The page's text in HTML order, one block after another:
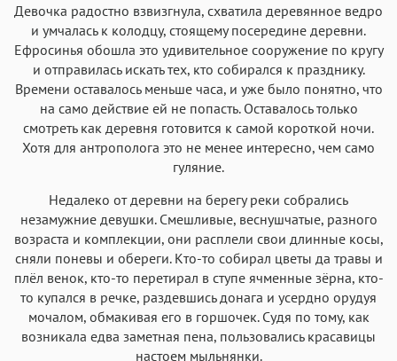
Девочка радостно взвизгнула, схватила деревянное ведро
и умчалась к колодцу, стоящему посередине деревни.
Ефросинья обошла это удивительное сооружение по кругу
и отправилась искать тех, кто собирался к празднику.
Времени оставалось меньше часа, и уже было понятно, что
на само действие ей не попасть. Оставалось только
смотреть как деревня готовится к самой короткой ночи.
Хотя для антрополога это не менее интересно, чем само
гуляние.
Недалеко от деревни на берегу реки собрались
незамужние девушки. Смешливые, веснушчатые, разного
возраста и комплекции, они расплели свои длинные косы,
сняли поневы и обереги. Кто-то собирал цветы да травы и
плёл венок, кто-то перетирал в ступе ячменные зёрна, кто-
то купался в речке, раздевшись донага и усердно орудуя
мочалом, обмакивая его в горшочек. Судя по тому, как
возникала едва заметная пена, пользовались красавицы
настоем мыльнянки.